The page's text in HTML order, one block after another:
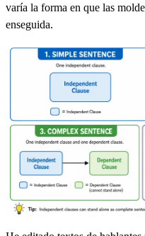
varía la forma en que las
enseguida.